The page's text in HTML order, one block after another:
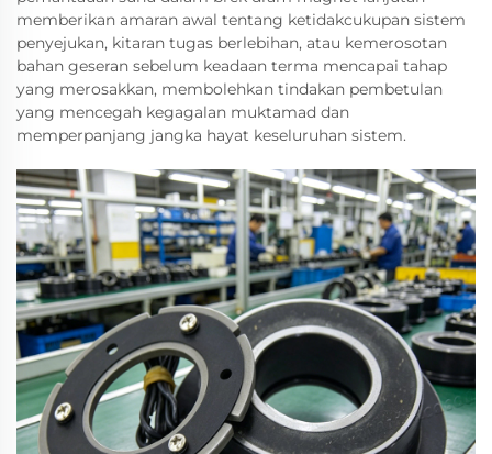
memberikan amaran awal tentang ketidakcukupan sistem
penyejukan, kitaran tugas berlebihan, atau kemerosotan
bahan geseran sebelum keadaan terma mencapai tahap
yang merosakkan, membolehkan tindakan pembetulan
yang mencegah kegagalan muktamad dan
memperpanjang jangka hayat keseluruhan sistem.